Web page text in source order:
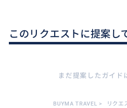
このリクエストに提案し
まだ提案したガイド
BUYMA TRAVEL > リクエ